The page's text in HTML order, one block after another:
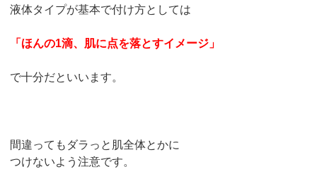
液体タイプが基本で付け方としては
「ほんの1滴、肌に点を落とすイメージ」
で十分だといいます。
間違ってもダラっと肌全体とかに
つけないよう注意です。